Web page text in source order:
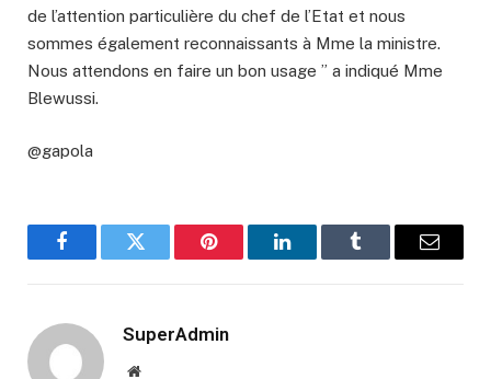
de l’attention particulière du chef de l’Etat et nous
sommes également reconnaissants à Mme la ministre.
Nous attendons en faire un bon usage ” a indiqué Mme
Blewussi.
@gapola
FacebookTwitter Pinterest LinkedInTumblr Email
SuperAdmin
Website